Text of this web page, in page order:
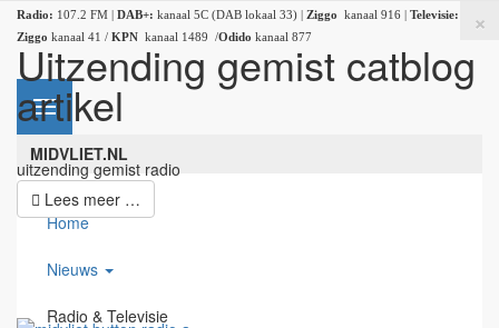
Radio: 107.2 FM | DAB+: kanaal 5C (DAB lokaal 33) | Ziggo kanaal 916 | Televisie:
Ziggo kanaal 41 / KPN kanaal 1489 /Odido kanaal 877
MIDVLIET.NL
×
Home
Nieuws
Radio & Televisie
Uitzending gemist catblog
artikel
uitzending gemist radio
Lees meer …